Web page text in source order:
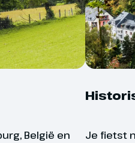
België en
Je fietst